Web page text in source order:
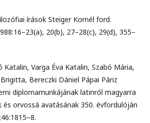
írások Steiger Kornél ford.
20(b), 27–28(c), 29(d), 355–
Katalin, Varga Éva Katalin, Szabó Mária,
Bereczki Dániel Pápai Páriz
diplomamunkájának latinról magyarra
és orvossá avatásának 350. évfordulóján